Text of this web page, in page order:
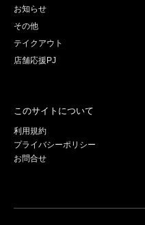
お知らせ
その他
テイクアウト
店舗応援PJ
このサイトについて
利用規約
プライバシーポリシー
お問合せ